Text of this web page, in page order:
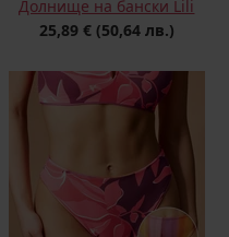
Долнище на бански Lili
25,89 € (50,64 лв.)